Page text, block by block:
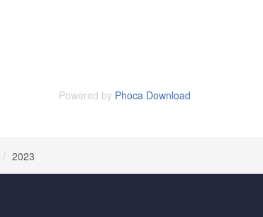
Powered by Phoca Download
2023